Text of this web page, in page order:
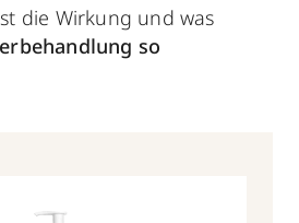
die Wirkung und was
so